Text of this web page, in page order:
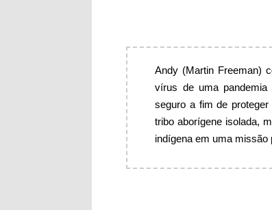
Andy (Martin Freeman)
vírus de uma
seguro a fim de
tribo aborígene isolada,
indígena em uma missão